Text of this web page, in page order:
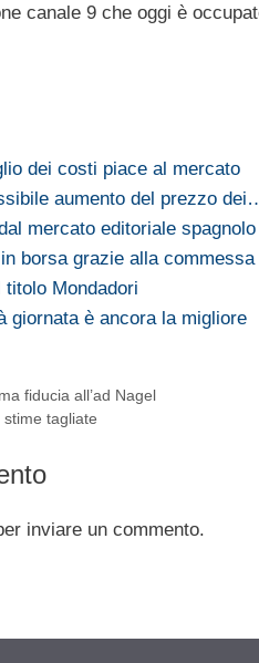
canale 9 che oggi è
dei costi piace al mercato
aumento del prezzo
mercato editoriale spagnolo
borsa grazie alla commessa
Mondadori
giornata è ancora la migliore
fiducia all’ad Nagel
tagliate
inviare un commento.